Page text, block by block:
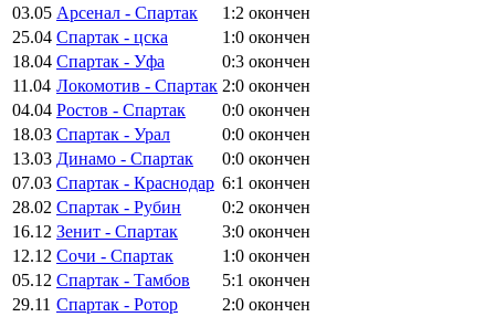
03.05 Арсенал - Спартак 1:2 окончен
25.04 Спартак - цска 1:0 окончен
18.04 Спартак - Уфа 0:3 окончен
11.04 Локомотив - Спартак 2:0 окончен
04.04 Ростов - Спартак 0:0 окончен
18.03 Спартак - Урал 0:0 окончен
13.03 Динамо - Спартак 0:0 окончен
07.03 Спартак - Краснодар 6:1 окончен
28.02 Спартак - Рубин 0:2 окончен
16.12 Зенит - Спартак 3:0 окончен
12.12 Сочи - Спартак 1:0 окончен
05.12 Спартак - Тамбов 5:1 окончен
29.11 Спартак - Ротор 2:0 окончен